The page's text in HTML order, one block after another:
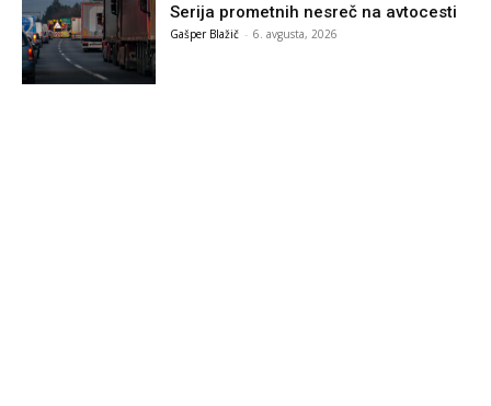
Serija prometnih nesreč na avtocesti
Gašper Blažič - 6. avgusta, 2026